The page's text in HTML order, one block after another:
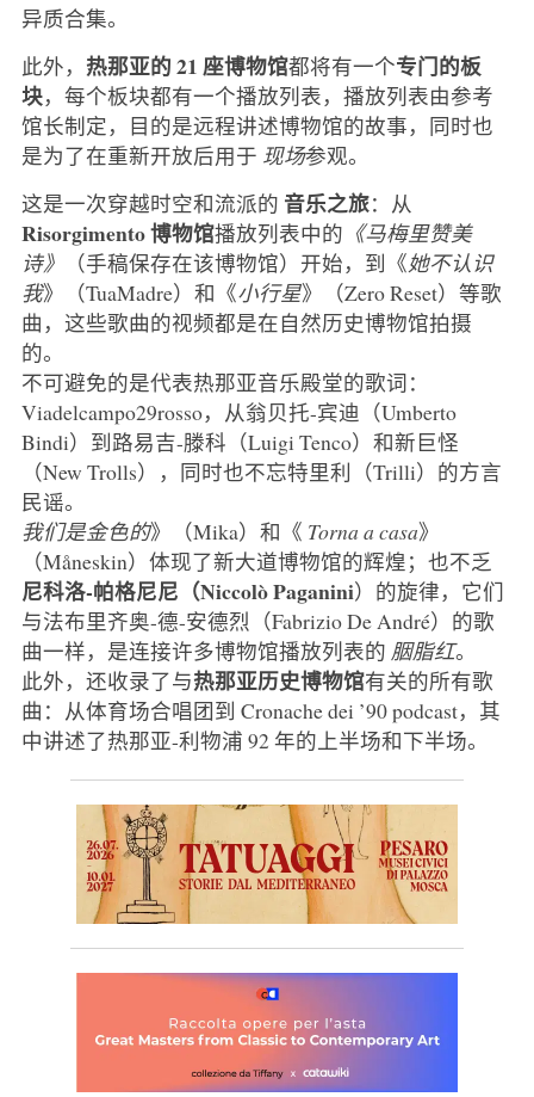
异质合集。
此外， 热那亚的 21 座博物馆都将有一个专门的板
块，每个板块都有一个播放列表，播放列表由参考
馆长制定，目的是远程讲述博物馆的故事，同时也
是为了在重新开放后用于 现场参观。
这是一次穿越时空和流派的 音乐之旅：从
Risorgimento 博物馆播放列表中的 《马梅里赞美
诗》
（手稿保存在该博物馆）开始，到《她不认识
我》（TuaMadre）和《小行星》（Zero Reset）等歌
曲，这些歌曲的视频都是在自然历史博物馆拍摄
的。
不可避免的是代表热那亚音乐殿堂的歌词：
Viadelcampo29rosso，从翁贝托-宾迪（Umberto
Bindi）到路易吉-滕科（Luigi Tenco）和新巨怪
（New Trolls），同时也不忘特里利（Trilli）的方言
民谣。
我们是金色的》（Mika）和《 Torna a casa》
（Måneskin）体现了新大道博物馆的辉煌；也不乏
尼科洛-帕格尼尼（Niccolò Paganini）的旋律，它们
与法布里齐奥-德-安德烈（Fabrizio De André）的歌
曲一样，是连接许多博物馆播放列表的 胭脂红。
此外，还收录了与热那亚历史博物馆有关的所有歌
曲：从体育场合唱团到 Cronache dei ’90 podcast，其
中讲述了热那亚-利物浦 92 年的上半场和下半场。